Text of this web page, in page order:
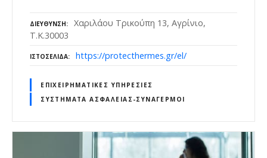
ΔΙΕΎΘΥΝΣΗ
Χαριλάου Τρικούπη 13, Αγρίνιο,
Τ.Κ.30003
ΙΣΤΟΣΕΛΊΔΑ https://protecthermes.gr/el/
ΕΠΙΧΕΙΡΗΜΑΤΙΚΈΣ ΥΠΗΡΕΣΊΕΣ
ΣΥΣΤΉΜΑΤΑ ΑΣΦΑΛΕΊΑΣ-ΣΥΝΑΓΕΡΜΟΊ